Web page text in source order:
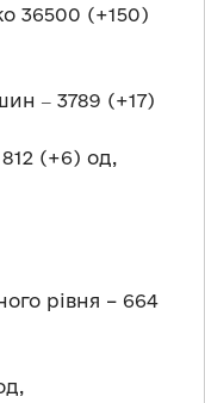
36500 (+150)
‒ 3789 (+17)
(+6) од,
рівня – 664